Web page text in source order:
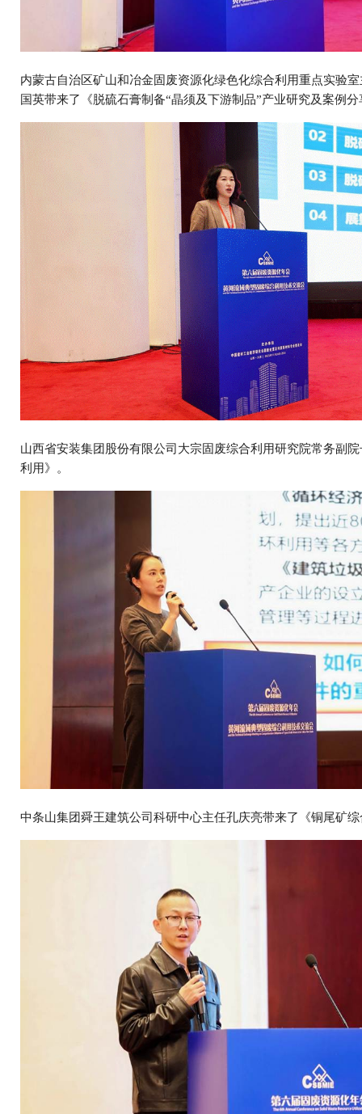
内蒙古自治区矿山和冶金固废资源化绿色化综合利用重点实验
国英带来了《脱硫石膏制备“晶须及下游制品”产业研究及案例分
山西省安装集团股份有限公司大宗固废综合利用研究院常务副
利用》。
中条山集团舜王建筑公司科研中心主任孔庆亮带来了《铜尾矿